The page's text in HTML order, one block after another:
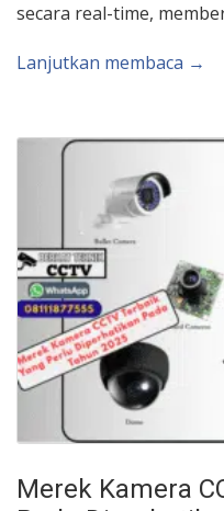
secara real-time,
Lanjutkan membaca →
Merek Kamera